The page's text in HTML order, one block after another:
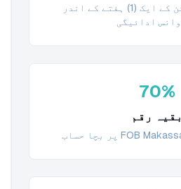
قبول شدہ کوٹیشن کے ایک (1) ہفتے کے اندر
ادائیگی
70%
بقیہ رقم